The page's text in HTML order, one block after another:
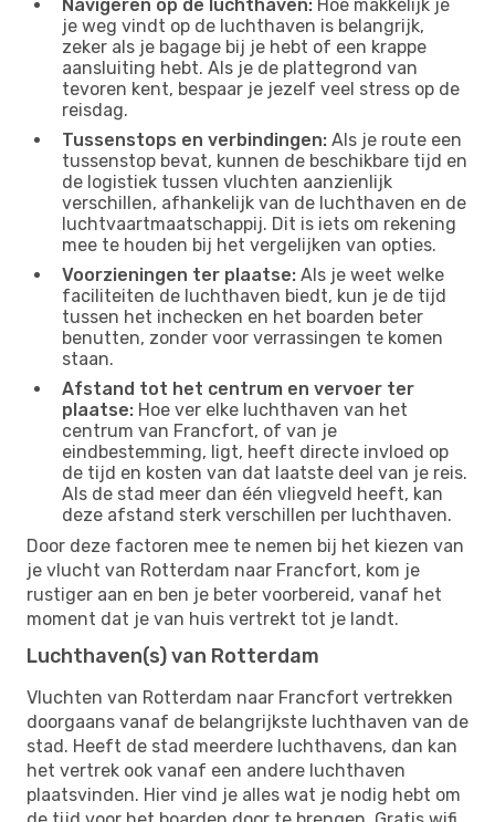
Navigeren op de luchthaven: Hoe makkelijk je
je weg vindt op de luchthaven is belangrijk,
zeker als je bagage bij je hebt of een krappe
aansluiting hebt. Als je de plattegrond van
tevoren kent, bespaar je jezelf veel stress op de
reisdag.
Tussenstops en verbindingen: Als je route een
tussenstop bevat, kunnen de beschikbare tijd en
de logistiek tussen vluchten aanzienlijk
verschillen, afhankelijk van de luchthaven en de
luchtvaartmaatschappij. Dit is iets om rekening
mee te houden bij het vergelijken van opties.
Voorzieningen ter plaatse: Als je weet welke
faciliteiten de luchthaven biedt, kun je de tijd
tussen het inchecken en het boarden beter
benutten, zonder voor verrassingen te komen
staan.
Afstand tot het centrum en vervoer ter
plaatse: Hoe ver elke luchthaven van het
centrum van Francfort, of van je
eindbestemming, ligt, heeft directe invloed op
de tijd en kosten van dat laatste deel van je reis.
Als de stad meer dan één vliegveld heeft, kan
deze afstand sterk verschillen per luchthaven.
Door deze factoren mee te nemen bij het kiezen van
je vlucht van Rotterdam naar Francfort, kom je
rustiger aan en ben je beter voorbereid, vanaf het
moment dat je van huis vertrekt tot je landt.
Luchthaven(s) van Rotterdam
Vluchten van Rotterdam naar Francfort vertrekken
doorgaans vanaf de belangrijkste luchthaven van de
stad. Heeft de stad meerdere luchthavens, dan kan
het vertrek ook vanaf een andere luchthaven
plaatsvinden. Hier vind je alles wat je nodig hebt om